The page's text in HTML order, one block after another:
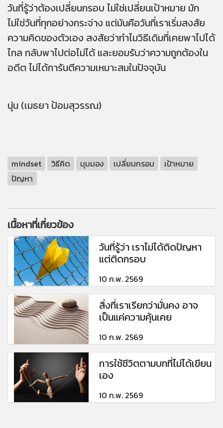
วันที่รู้ว่าต้องเปลี่ยนกรอบ ไม่ใช่เปลี่ยนเป้าหมาย มัก
ไม่ใช่วันที่ทุกอย่างกระจ่าง แต่มันคือวันที่เราเริ่มสงสัย
ความคิดของตัวเอง สงสัยว่าทำไมวิธีเดิมที่เคยพาไปได้
ไกล กลับพาไปต่อไม่ได้ และยอมรับว่าความถูกต้องใน
อดีต ไม่ได้การันตีความเหมาะสมในปัจจุบัน
นุ่น (เมธยา ป้อมสุวรรณ)
mindset วิธีคิด มุมมอง เปลี่ยนกรอบ
เป้าหมาย
ปัญหา
เนื้อหาที่เกี่ยวข้อง
วันที่รู้ว่า เราไม่ได้ติดปัญหา
แต่ติดกรอบ
10 ก.พ. 2569
สิ่งที่เราเรียกว่ามั่นคง อาจ
เป็นแค่ความคุ้นเคย
10 ก.พ. 2569
การใช้ชีวิตตามบทที่ไม่ได้เขียน
เอง
10 ก.พ. 2569